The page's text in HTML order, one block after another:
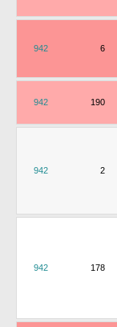
942 6
942 190
942 2
942 178